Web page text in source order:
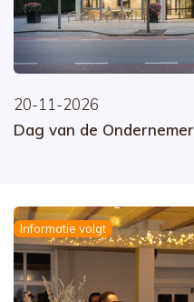
20-11-2026
Dag van de Ondernemer
Informatie volgt